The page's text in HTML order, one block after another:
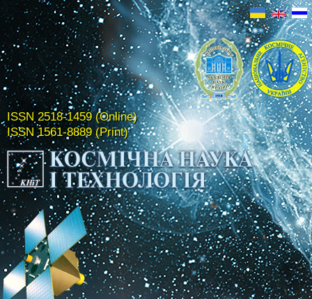
ISSN 2518-1459 (Online)
ISSN 1561-8889 (Print)